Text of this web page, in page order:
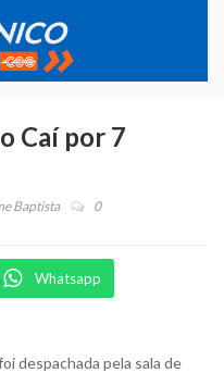
Caí por 7
Baptista 0
Whatsapp
despachada pela sala de